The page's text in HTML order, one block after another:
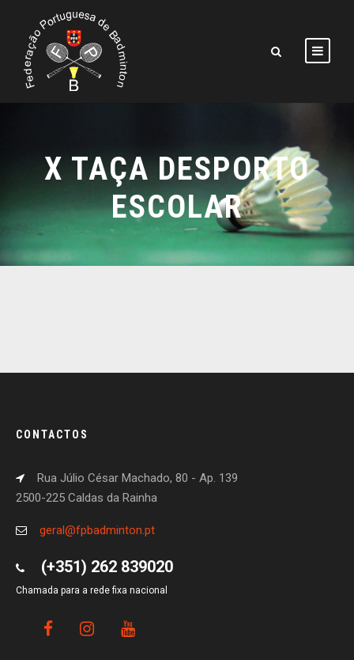
X TAÇA DESPORTO
ESCOLAR
CONTACTOS
Rua Júlio César Machado, 80 - Ap. 139
2500-225 Caldas da Rainha
geral@fpbadminton.pt
(+351) 262 839020
Chamada para a rede fixa nacional